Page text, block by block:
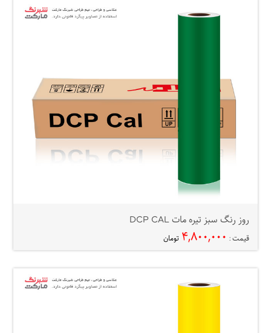
روز رنگ سبز تیره مات DCP CAL
قیمت : ۴,۸۰۰,۰۰۰ تومان